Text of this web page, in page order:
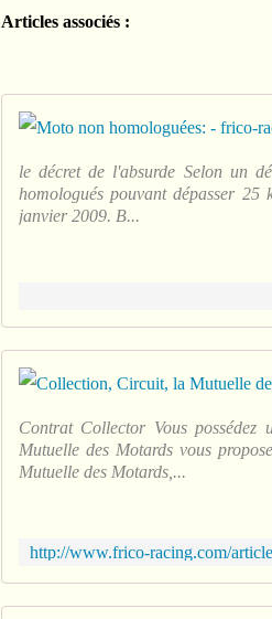
Articles associés :
le décret de l'absurde Selon un
homologués pouvant dépasser
janvier 2009. B...
Contrat Collector Vous
Mutuelle des Motards vous
Mutuelle des Motards,...